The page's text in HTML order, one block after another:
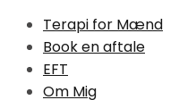
Terapi for Mænd
Book en aftale
EFT
Om Mig